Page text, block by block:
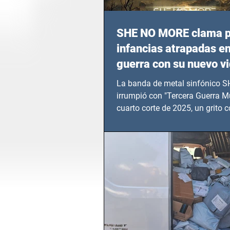
SHE NO MORE clama
infancias atrapadas
guerra con su nuevo
TERCERA GUERRA
La banda de metal sinfónico
irrumpió con "Tercera Guerra
cuarto corte de 2025, un grito
en epicentros bélicos.